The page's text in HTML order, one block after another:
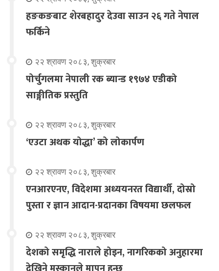
हङकङबाट शेरबहादुर देउवा साउन २६ गते नेपाल
फर्किने
२२ श्रावण २०८३, शुक्रबार
पोर्चुगलमा नेपाली रक ब्यान्ड १९७४ एडीको
साङ्गीतिक प्रस्तुति
२२ श्रावण २०८३, शुक्रबार
‘एउटा अथक योद्धा’ को लोकार्पण
२२ श्रावण २०८३, शुक्रबार
एनआरएनए, विदेशमा अध्ययनरत विद्यार्थी, दोस्रो
पुस्ता र ज्ञान आदान-प्रदानका विषयमा छलफल
२२ श्रावण २०८३, शुक्रबार
देशको समृद्धि नाराले होइन, नागरिकको अनुहारमा